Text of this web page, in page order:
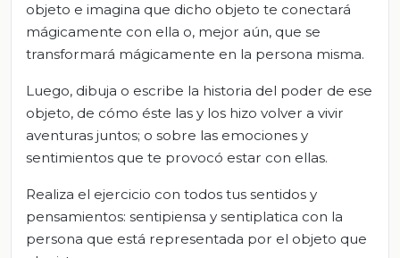
objeto e imagina que dicho objeto te conectará
mágicamente con ella o, mejor aún, que se
transformará mágicamente en la persona misma.
Luego, dibuja o escribe la historia del poder de ese
objeto, de cómo éste las y los hizo volver a vivir
aventuras juntos; o sobre las emociones y
sentimientos que te provocó estar con ellas.
Realiza el ejercicio con todos tus sentidos y
pensamientos: sentipiensa y sentiplatica con la
persona que está representada por el objeto que